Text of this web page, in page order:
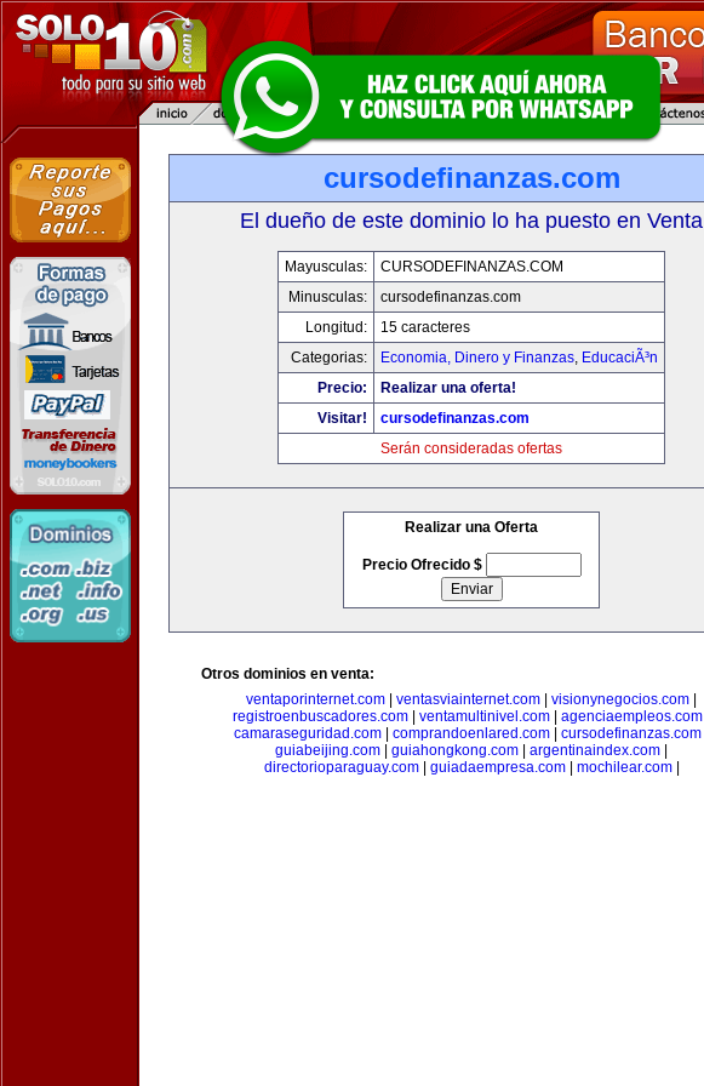
cursodefinanzas.com
El dueño de este dominio lo ha puesto en Venta
Mayusculas:
CURSODEFINANZAS.COM
Minusculas:
cursodefinanzas.com
Longitud:
15 caracteres
Categorias:
Economia, Dinero y Finanzas, EducaciÃ³n
Precio:
Realizar una oferta!
Visitar!
cursodefinanzas.com
Serán consideradas ofertas
Realizar una Oferta
Precio Ofrecido $
Otros dominios en venta:
ventaporinternet.com
ventasviainternet.com visionynegocios.com
registroenbuscadores.com
ventamultinivel.com agenciaempleos.com
camaraseguridad.com
comprandoenlared.com cursodefinanzas.com
guiabeijing.com
guiahongkong.com argentinaindex.com
directorioparaguay.com| guiadaempresa.com| mochilear.com|